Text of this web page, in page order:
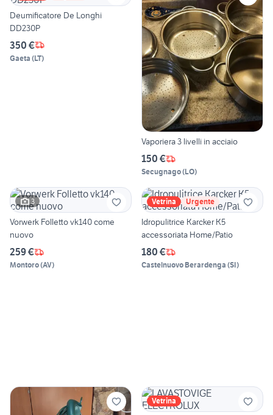
Deumificatore De Longhi
DD230P
350 €
Gaeta (LT)
Vaporiera 3 livelli in acciaio
150 €
Secugnago(LO)
3
Vorwerk Folletto vk140 come
nuovo
259 €
Montoro(AV)
Vetrina Urgente
Idropulitrice Karcker K5
accessoriata Home/Patio
180 €
Castelnuovo Berardenga (SI)
Vetrina